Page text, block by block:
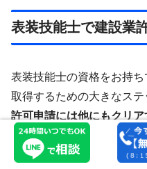
表装技能士で建設業
表装技能士の資格をお持
取得するための大きなステ
許可申請には他にもクリ
り、ちょっとしたミスや手
ルに繋がります